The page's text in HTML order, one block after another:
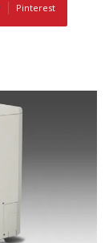
Pinterest